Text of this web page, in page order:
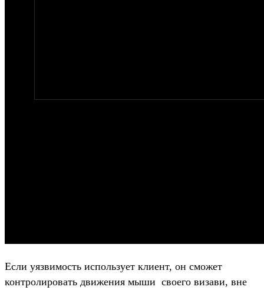
Если уязвимость использует клиент, он сможет
контролировать движения мыши своего визави, вне